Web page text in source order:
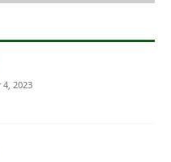
2023